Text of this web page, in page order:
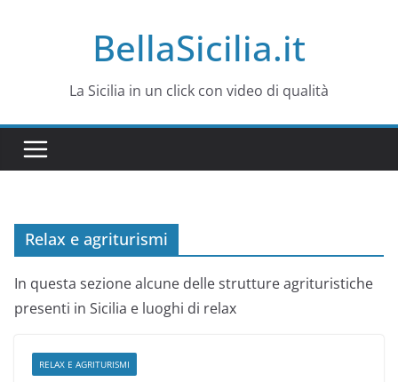
BellaSicilia.it
La Sicilia in un click con video di qualità
Relax e agriturismi
In questa sezione alcune delle strutture agrituristiche
presenti in Sicilia e luoghi di relax
RELAX E AGRITURISMI